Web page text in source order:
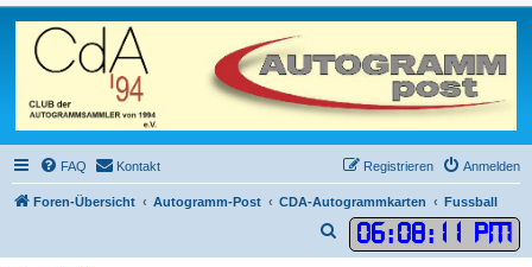
FAQ Kontakt Anmelden
Registrieren
Foren-Übersicht Autogramm-Post CDA-Autogrammkarten Fussball
06:08: 11 PM
u